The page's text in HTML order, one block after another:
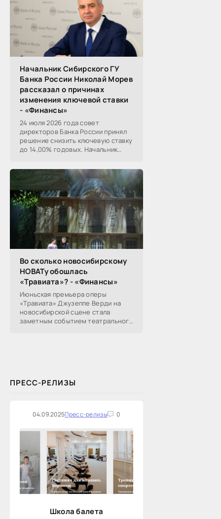
Начальник Сибирского ГУ
Банка России Николай Морев
рассказал о причинах
изменения ключевой ставки
- «Финансы»
24 июля 2026 года совет
директоров Банка России принял
решение снизить ключевую ставку
до 14,00% годовых. Начальник
Николай Морев
прокомментировал...
Во сколько новосибирскому
НОВАТу обошлась
«Травиата»? - «Финансы»
Июньская премьера оперы
«Травиата» Джузеппе Верди на
новосибирской сцене стала
заметным событием театрального
ПРЕСС-РЕЛИЗЫ
04.09.2025Пресс-релизы 0
Школа балета